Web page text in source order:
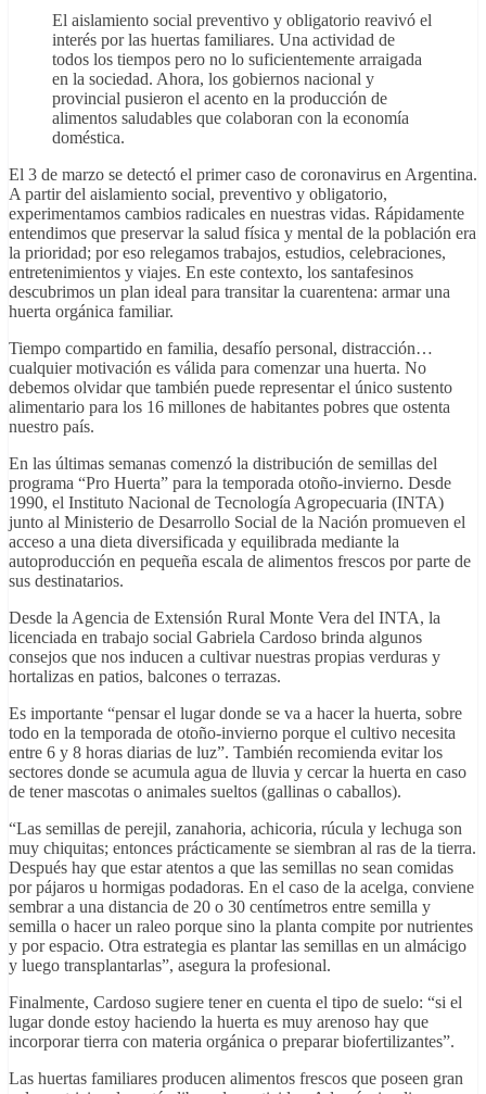
Twitter
El aislamiento social preventivo y obligatorio reavivó el
interés por las huertas familiares. Una actividad de
todos los tiempos pero no lo suficientemente arraigada
en la sociedad. Ahora, los gobiernos nacional y
provincial pusieron el acento en la producción de
alimentos saludables que colaboran con la economía
doméstica.
El 3 de marzo se detectó el primer caso de coronavirus en Argentina.
A partir del aislamiento social, preventivo y obligatorio,
experimentamos cambios radicales en nuestras vidas. Rápidamente
entendimos que preservar la salud física y mental de la población era
la prioridad; por eso relegamos trabajos, estudios, celebraciones,
entretenimientos y viajes. En este contexto, los santafesinos
descubrimos un plan ideal para transitar la cuarentena: armar una
huerta orgánica familiar.
Tiempo compartido en familia, desafío personal, distracción…
cualquier motivación es válida para comenzar una huerta. No
debemos olvidar que también puede representar el único sustento
alimentario para los 16 millones de habitantes pobres que ostenta
nuestro país.
En las últimas semanas comenzó la distribución de semillas del
programa “Pro Huerta” para la temporada otoño-invierno. Desde
1990, el Instituto Nacional de Tecnología Agropecuaria (INTA)
junto al Ministerio de Desarrollo Social de la Nación promueven el
acceso a una dieta diversificada y equilibrada mediante la
autoproducción en pequeña escala de alimentos frescos por parte de
sus destinatarios.
Desde la Agencia de Extensión Rural Monte Vera del INTA, la
licenciada en trabajo social Gabriela Cardoso brinda algunos
consejos que nos inducen a cultivar nuestras propias verduras y
hortalizas en patios, balcones o terrazas.
Es importante “pensar el lugar donde se va a hacer la huerta, sobre
todo en la temporada de otoño-invierno porque el cultivo necesita
entre 6 y 8 horas diarias de luz”. También recomienda evitar los
sectores donde se acumula agua de lluvia y cercar la huerta en caso
de tener mascotas o animales sueltos (gallinas o caballos).
“Las semillas de perejil, zanahoria, achicoria, rúcula y lechuga son
muy chiquitas; entonces prácticamente se siembran al ras de la tierra.
Después hay que estar atentos a que las semillas no sean comidas
por pájaros u hormigas podadoras. En el caso de la acelga, conviene
sembrar a una distancia de 20 o 30 centímetros entre semilla y
semilla o hacer un raleo porque sino la planta compite por nutrientes
y por espacio. Otra estrategia es plantar las semillas en un almácigo
y luego transplantarlas”, asegura la profesional.
Finalmente, Cardoso sugiere tener en cuenta el tipo de suelo: “si el
lugar donde estoy haciendo la huerta es muy arenoso hay que
incorporar tierra con materia orgánica o preparar biofertilizantes”.
Las huertas familiares producen alimentos frescos que poseen gran